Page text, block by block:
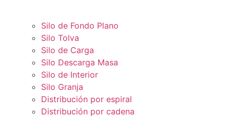
Silo de Fondo Plano
Silo Tolva
Silo de Carga
Silo Descarga Masa
Silo de Interior
Silo Granja
Distribución por espiral
Distribución por cadena